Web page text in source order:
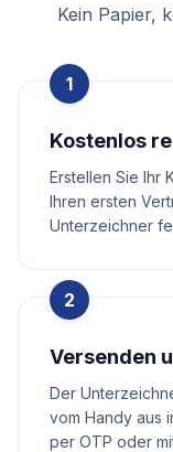
Kein Papier,
1
Kostenlos
Erstellen Sie Ihr
Ihren ersten
Unterzeichner
2
Versenden
Der
vom Handy aus
per OTP oder